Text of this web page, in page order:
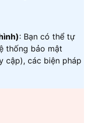
: Bạn có thể tự
thống bảo mật
cập), các biện pháp